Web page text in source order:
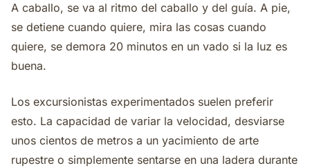
A caballo, se va al ritmo del caballo y del guía. A pie,
se detiene cuando quiere, mira las cosas cuando
quiere, se demora 20 minutos en un vado si la luz es
buena.
Los excursionistas experimentados suelen preferir
esto. La capacidad de variar la velocidad, desviarse
unos cientos de metros a un yacimiento de arte
rupestre o simplemente sentarse en una ladera durante